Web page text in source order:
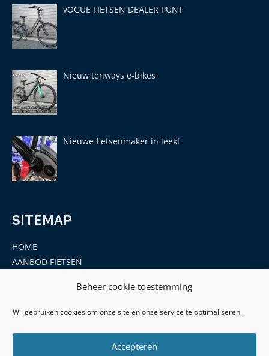
Beheer cookie toestemming
Wij gebruiken cookies om onze site en onze service te optimaliseren.
Accepteren
vOGUE FIETSEN DEALER PUNT
Nieuw tenways e-bikes
Nieuwe fietsenmaker in leek!
SITEMAP
HOME
AANBOD FIETSEN
ONDERDELEN EN ACCESSOIRES
CONTACT